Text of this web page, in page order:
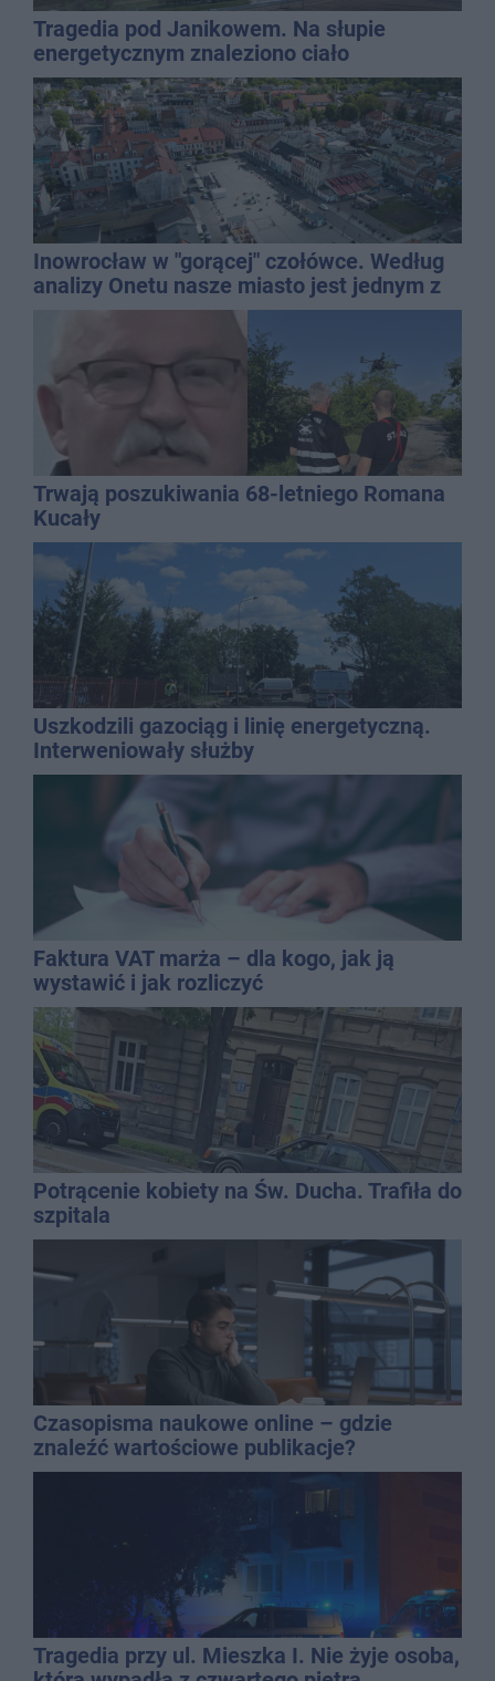
Tragedia pod Janikowem. Na słupie
energetycznym znaleziono ciało
mężczyzny
Inowrocław w "gorącej" czołówce. Według
analizy Onetu nasze miasto jest jednym z
najbardziej narażonych na upały
Trwają poszukiwania 68-letniego Romana
Kucały
Uszkodzili gazociąg i linię energetyczną.
Interweniowały służby
Faktura VAT marża – dla kogo, jak ją
wystawić i jak rozliczyć
Potrącenie kobiety na Św. Ducha. Trafiła do
szpitala
Czasopisma naukowe online – gdzie
znaleźć wartościowe publikacje?
Tragedia przy ul. Mieszka I. Nie żyje osoba,